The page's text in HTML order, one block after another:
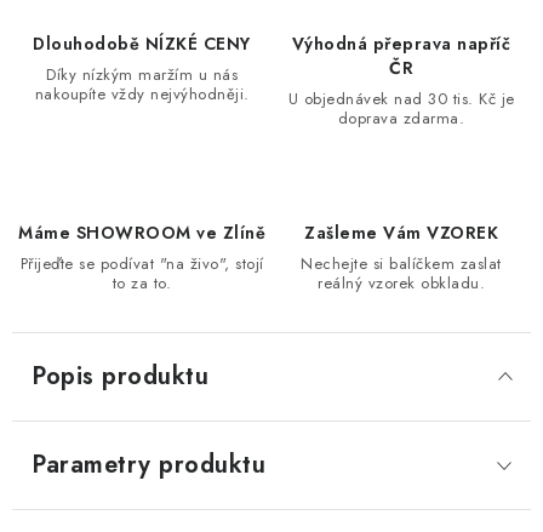
Dlouhodobě NÍZKÉ CENY
Díky nízkým maržím u nás
nakoupíte vždy nejvýhodněji.
Výhodná přeprava napříč
ČR
U objednávek nad 30 tis. Kč je
doprava zdarma.
Máme SHOWROOM ve Zlíně
Přijeďte se podívat "na živo", stojí
to za to.
Zašleme Vám VZOREK
Nechejte si balíčkem zaslat
reálný vzorek obkladu.
Popis produktu
Parametry produktu